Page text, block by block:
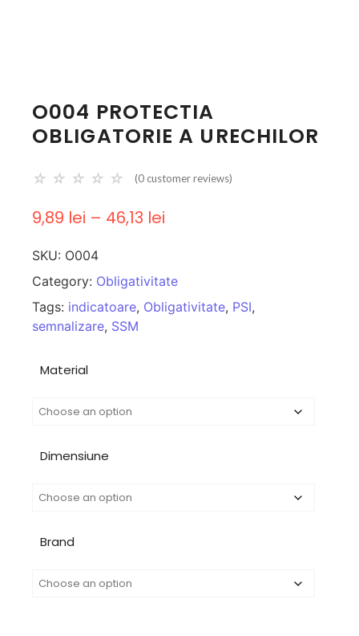
O004 PROTECTIA
OBLIGATORIE A URECHILOR
☆ ☆ ☆ ☆ ☆ (0 customer reviews)
9,89 lei – 46,13 lei
SKU: O004
Category: Obligativitate
Tags: indicatoare, Obligativitate, PSI,
semnalizare, SSM
Material
Dimensiune
Brand